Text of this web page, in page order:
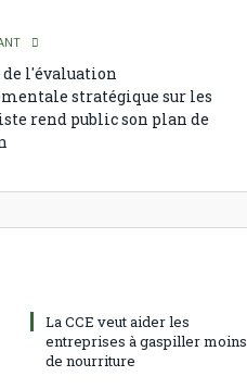
de l'évaluation
stratégique sur les
rend public son plan de
La CCE veut aider les
entreprises à gaspiller moins
de nourriture